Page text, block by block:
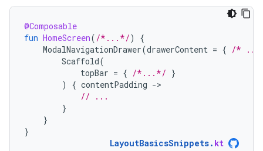
@Composable
fun HomeScreen( /*...*/)
{
ModalNavigationDrawer(drawerContent = { /* ...
Scaffold(
topBar = { /*...*/ }
)
{ contentPadding -
// ...
}
}
}
LayoutBasicsSnippets. kt